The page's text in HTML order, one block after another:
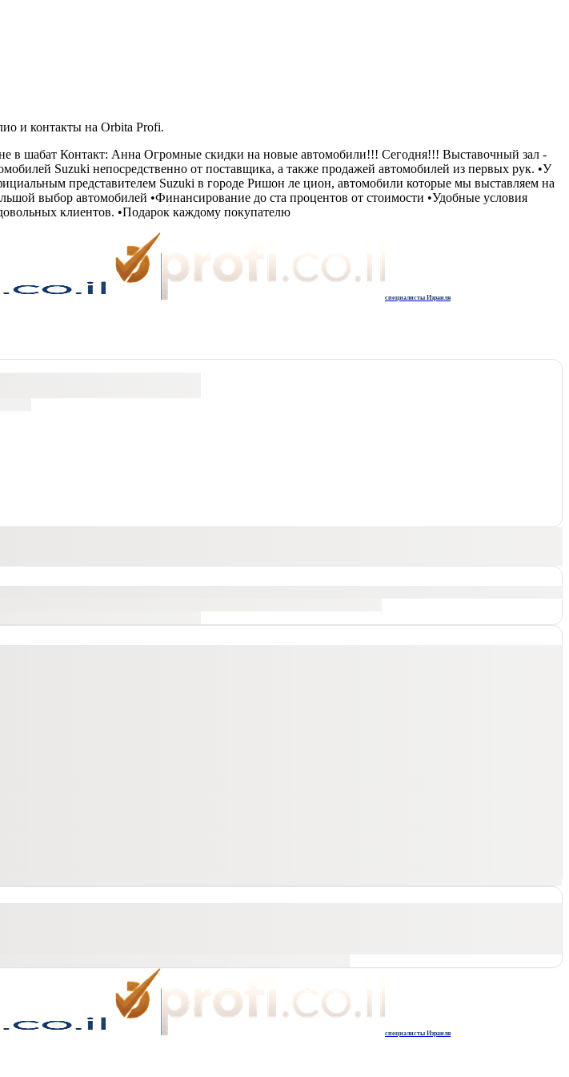
и контакты на Orbita Profi.
в шабат Контакт: Анна Огромные скидки на новые автомобили!!! Сегодня!!! Выставочный зал -
Suzuki непосредственно от поставщика, а также продажей автомобилей из первых рук. •У
представителем Suzuki в городе Ришон ле цион, автомобили которые мы выставляем на
выбор автомобилей •Финансирование до ста процентов от стоимости •Удобные условия
клиентов. •Подарок каждому покупателю
специалисты Израиля
специалисты Израиля